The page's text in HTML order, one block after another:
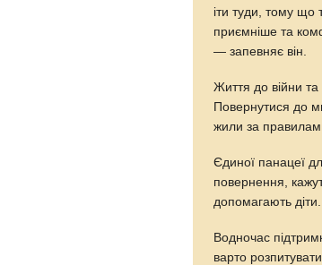
іти туди, тому що
приємніше та
— запевняє він.
Життя до війни та
Повернутися до
жили за
Єдиної панацеї
повернення,
допомагають діти.
Водночас
варто